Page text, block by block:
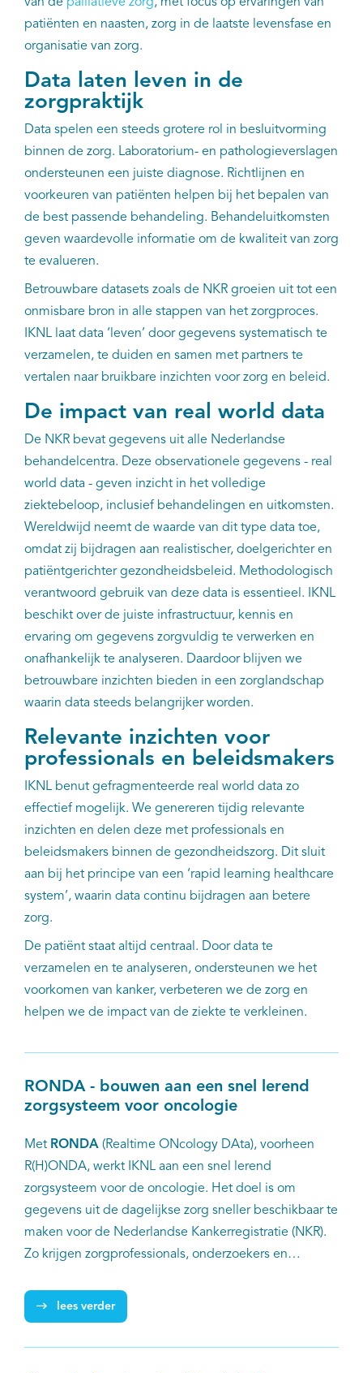
patiënten en naasten, zorg in de laatste levensfase en
organisatie van zorg.
Data laten leven in de
zorgpraktijk
Data spelen een steeds grotere rol in besluitvorming
binnen de zorg. Laboratorium- en pathologieverslagen
ondersteunen een juiste diagnose. Richtlijnen en
voorkeuren van patiënten helpen bij het bepalen van
de best passende behandeling. Behandeluitkomsten
geven waardevolle informatie om de kwaliteit van zorg
te evalueren.
Betrouwbare datasets zoals de NKR groeien uit tot een
onmisbare bron in alle stappen van het zorgproces.
IKNL laat data ‘leven’ door gegevens systematisch te
verzamelen, te duiden en samen met partners te
vertalen naar bruikbare inzichten voor zorg en beleid.
De impact van real world data
De NKR bevat gegevens uit alle Nederlandse
behandelcentra. Deze observationele gegevens - real
world data - geven inzicht in het volledige
ziektebeloop, inclusief behandelingen en uitkomsten.
Wereldwijd neemt de waarde van dit type data toe,
omdat zij bijdragen aan realistischer, doelgerichter en
patiëntgerichter gezondheidsbeleid. Methodologisch
verantwoord gebruik van deze data is essentieel. IKNL
beschikt over de juiste infrastructuur, kennis en
ervaring om gegevens zorgvuldig te verwerken en
onafhankelijk te analyseren. Daardoor blijven we
betrouwbare inzichten bieden in een zorglandschap
waarin data steeds belangrijker worden.
Relevante inzichten voor
professionals en beleidsmakers
IKNL benut gefragmenteerde real world data zo
effectief mogelijk. We genereren tijdig relevante
inzichten en delen deze met professionals en
beleidsmakers binnen de gezondheidszorg. Dit sluit
aan bij het principe van een ‘rapid learning healthcare
system’, waarin data continu bijdragen aan betere
zorg.
De patiënt staat altijd centraal. Door data te
verzamelen en te analyseren, ondersteunen we het
voorkomen van kanker, verbeteren we de zorg en
helpen we de impact van de ziekte te verkleinen.
RONDA - bouwen aan een snel lerend
zorgsysteem voor oncologie
Met RONDA (Realtime ONcology DAta), voorheen
R(H)ONDA, werkt IKNL aan een snel lerend
zorgsysteem voor de oncologie. Het doel is om
gegevens uit de dagelijkse zorg sneller beschikbaar te
maken voor de Nederlandse Kankerregistratie (NKR).
Zo krijgen zorgprofessionals, onderzoekers en
effectiviteit van behandelingen, zonder extra
registratielast.
lees verder